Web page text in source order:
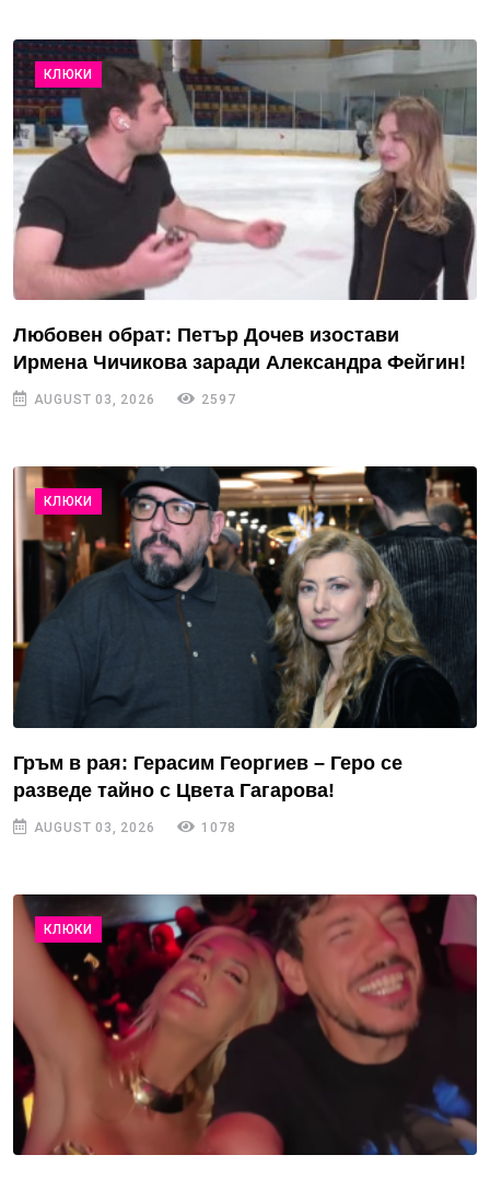
КЛЮКИ
Любовен обрат: Петър Дочев изостави
Ирмена Чичикова заради Александра Фейгин!
AUGUST 03, 2026 2597
КЛЮКИ
Гръм в рая: Герасим Георгиев – Геро се
разведе тайно с Цвета Гагарова!
AUGUST 03, 2026 1078
КЛЮКИ